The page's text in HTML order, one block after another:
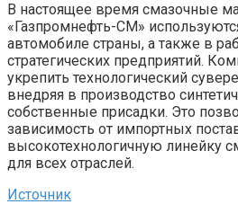
В настоящее время смазочные
«Газпромнефть-СМ»
автомобиле страны, а также в
стратегических предприятий.
укрепить технологический
внедряя в производство
собственные присадки. Это
зависимость от импортных
высокотехнологичную линейку
для всех отраслей.
Источник